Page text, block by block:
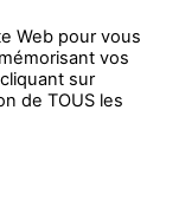
Web pour vous
vos
sur
de TOUS les